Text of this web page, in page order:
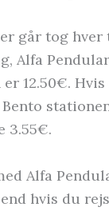
går tog
Alfa
12.50€.
3.55€.
Alfa
hvis du